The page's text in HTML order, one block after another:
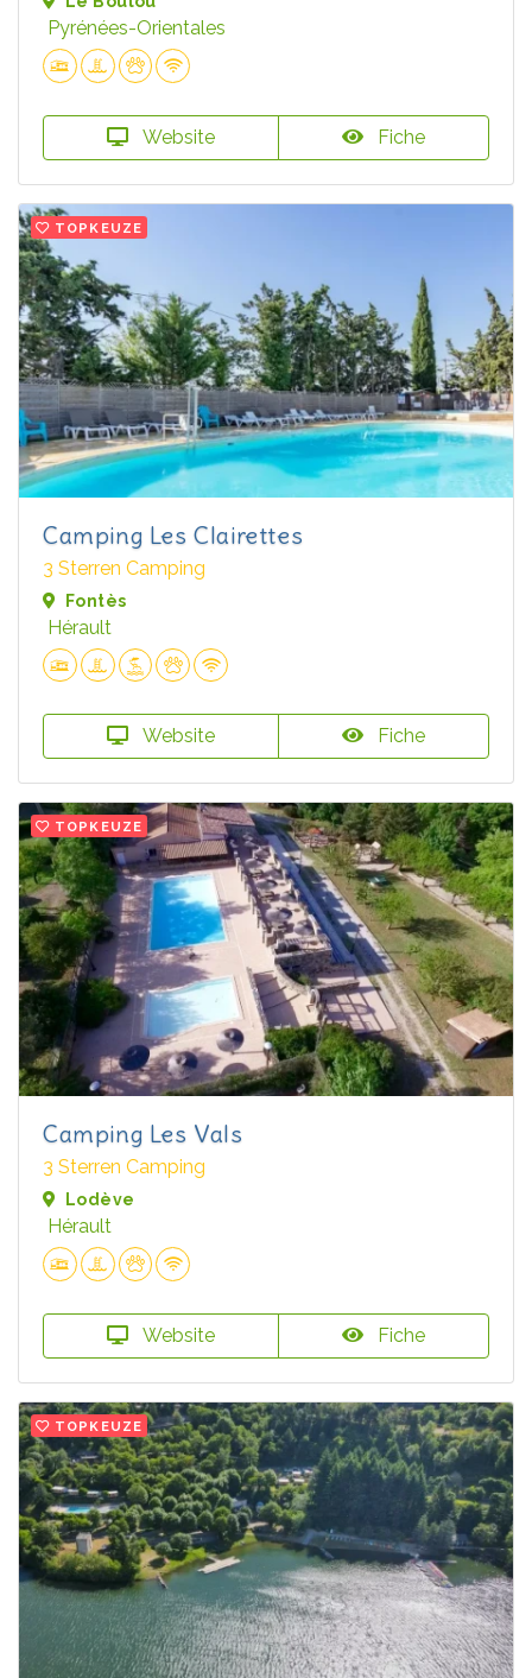
Pyrénées-Orientales
Website Fiche
TOPKEUZE
Camping Les Clairettes
3 Sterren Camping
Fontès
Hérault
Website Fiche
TOPKEUZE
Camping Les Vals
3 Sterren Camping
Lodève
Hérault
Website Fiche
TOPKEUZE